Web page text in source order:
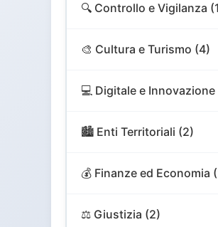
🔍 Controllo e Vigilanza
🎨 Cultura e Turismo (4)
💻 Digitale e Innovazione
🏙️ Enti Territoriali (2)
💰 Finanze ed Economia
⚖️ Giustizia (2)